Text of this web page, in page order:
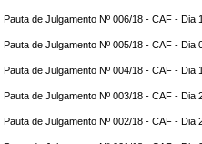
Pauta de Julgamento Nº 006/18 - CAF - Dia
Pauta de Julgamento Nº 005/18 - CAF - Dia
Pauta de Julgamento Nº 004/18 - CAF - Dia
Pauta de Julgamento Nº 003/18 - CAF - Dia
Pauta de Julgamento Nº 002/18 - CAF - Dia